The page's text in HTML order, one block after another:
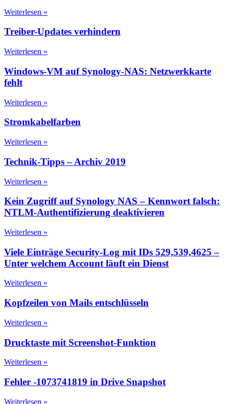
Weiterlesen »
Treiber-Updates verhindern
Weiterlesen »
Windows-VM auf Synology-NAS: Netzwerkkarte
fehlt
Weiterlesen »
Stromkabelfarben
Weiterlesen »
Technik-Tipps – Archiv 2019
Weiterlesen »
Kein Zugriff auf Synology NAS – Kennwort falsch:
NTLM-Authentifizierung deaktivieren
Weiterlesen »
Viele Einträge Security-Log mit IDs 529,539,4625 –
Unter welchem Account läuft ein Dienst
Weiterlesen »
Kopfzeilen von Mails entschlüsseln
Weiterlesen »
Drucktaste mit Screenshot-Funktion
Weiterlesen »
Fehler -1073741819 in Drive Snapshot
Weiterlesen »